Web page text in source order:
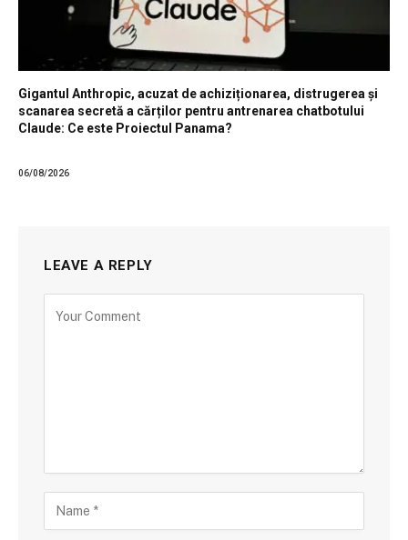
Gigantul Anthropic, acuzat de achiziționarea, distrugerea și
scanarea secretă a cărților pentru antrenarea chatbotului
Claude: Ce este Proiectul Panama?
06/08/2026
LEAVE A REPLY